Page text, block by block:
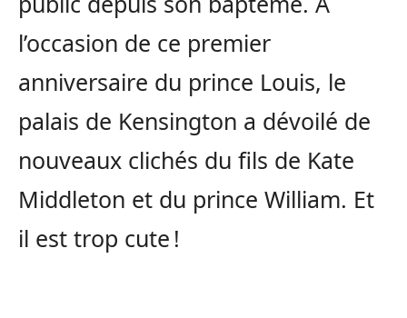
l’occasion de ce premier
anniversaire du prince Louis, le
palais de Kensington a dévoilé de
nouveaux clichés du fils de Kate
Middleton et du prince William. Et
il est trop cute !